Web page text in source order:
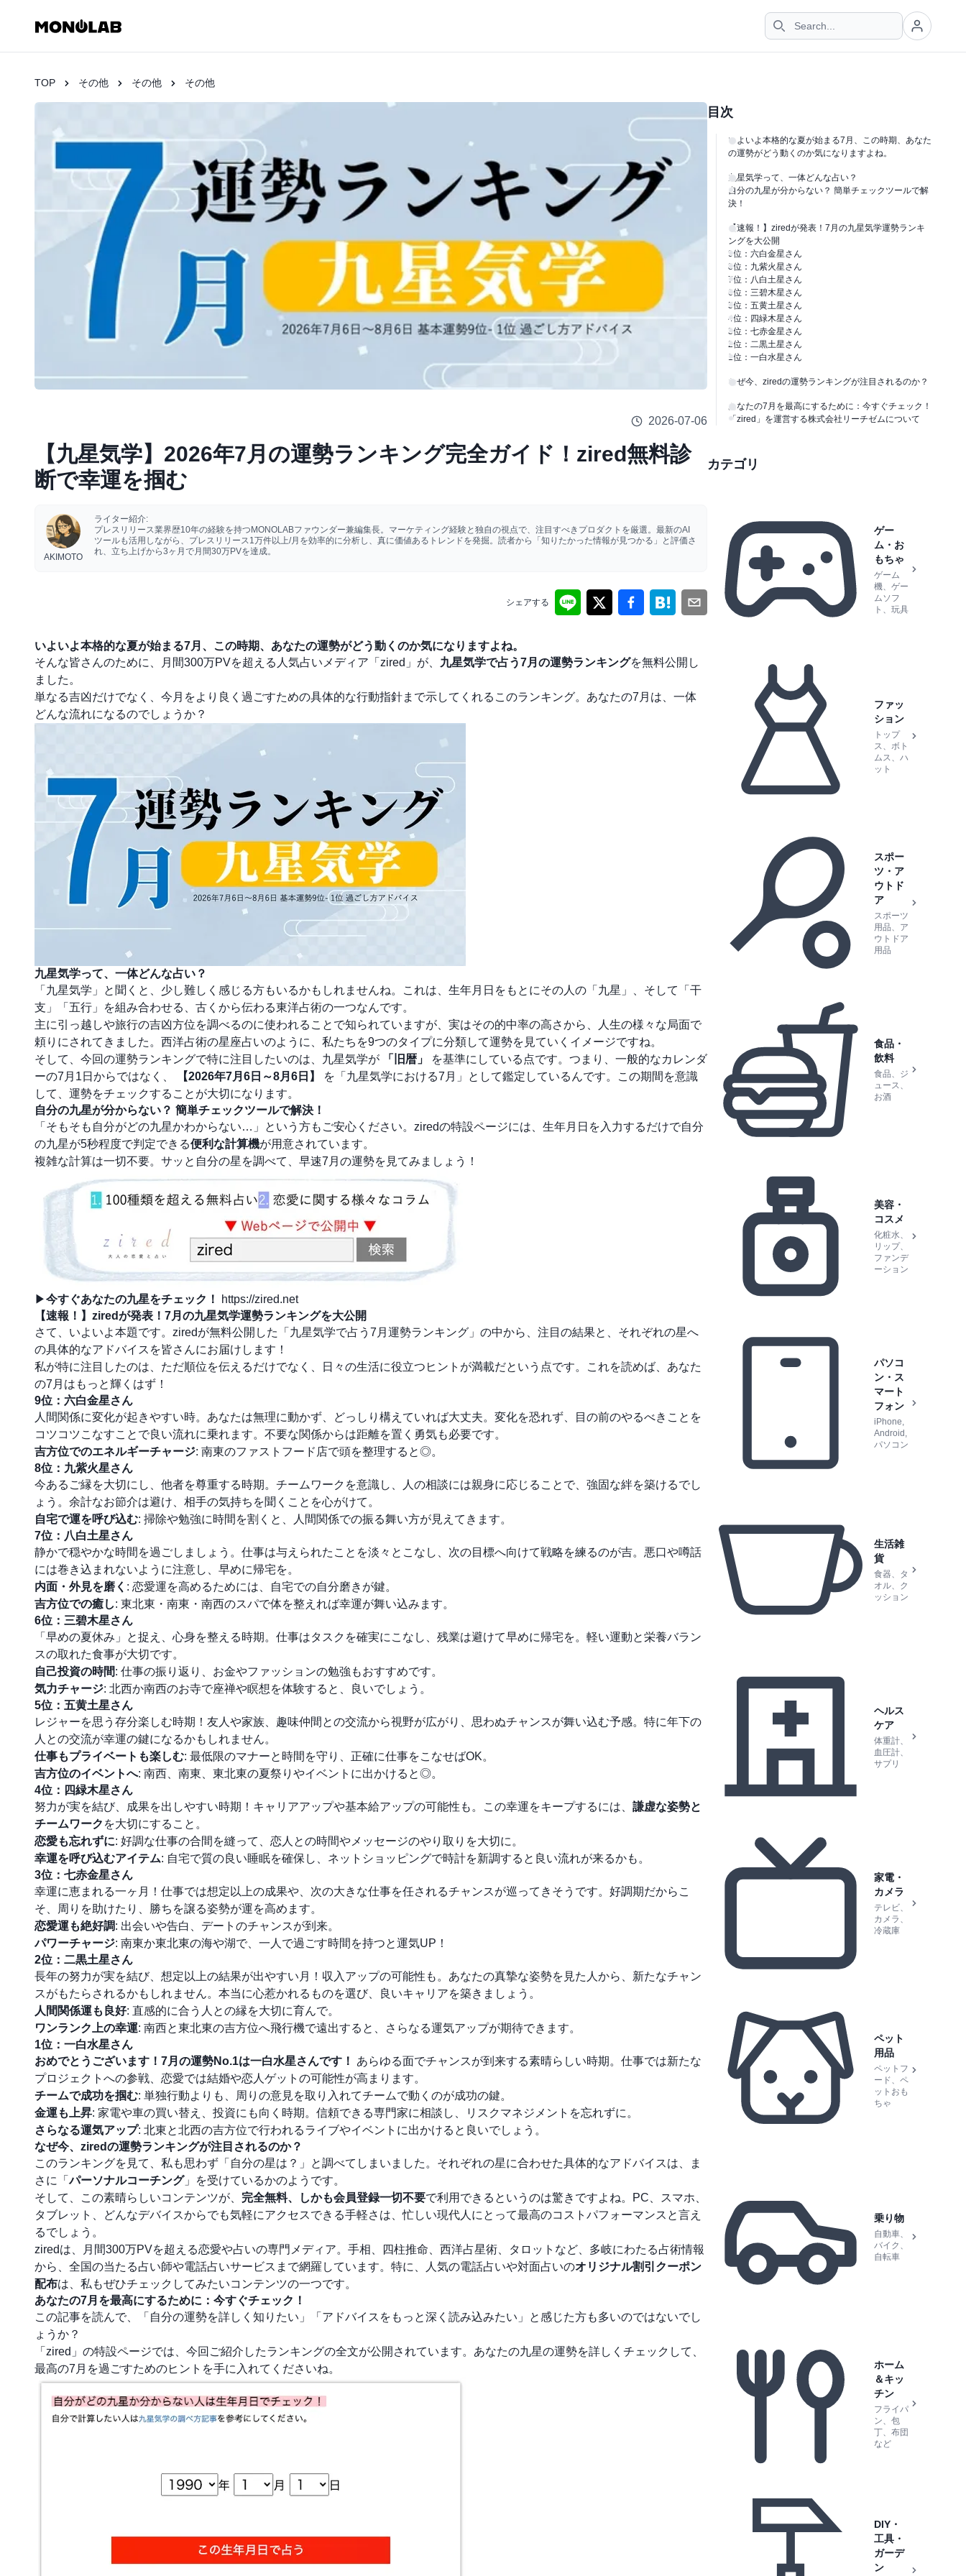
TOP その他 その他 その他
2026-07-06
【九星気学】2026年7月の運勢ランキング完全ガイド！zired無料診
断で幸運を掴む
AKIMOTO
ライター紹介:
プレスリリース業界歴10年の経験を持つMONOLABファウンダー兼編集長。マーケティング経験と独自の視点で、注目すべきプロダクトを厳選。最新のAI
ツールも活用しながら、プレスリリース1万件以上/月を効率的に分析し、真に価値あるトレンドを発掘。読者から「知りたかった情報が見つかる」と評価さ
れ、立ち上げから3ヶ月で月間30万PVを達成。
シェアする
いよいよ本格的な夏が始まる7月、この時期、あなたの運勢がどう動くのか気になりますよね。
そんな皆さんのために、月間300万PVを超える人気占いメディア「zired」が、 九星気学で占う7月の運勢ランキングを無料公開し
ました。
単なる吉凶だけでなく、今月をより良く過ごすための具体的な行動指針まで示してくれるこのランキング。あなたの7月は、一体
どんな流れになるのでしょうか？
九星気学って、一体どんな占い？
「九星気学」と聞くと、少し難しく感じる方もいるかもしれませんね。これは、生年月日をもとにその人の「九星」、そして「干
支」「五行」を組み合わせる、古くから伝わる東洋占術の一つなんです。
主に引っ越しや旅行の吉凶方位を調べるのに使われることで知られていますが、実はその的中率の高さから、人生の様々な局面で
頼りにされてきました。西洋占術の星座占いのように、私たちを9つのタイプに分類して運勢を見ていくイメージですね。
そして、今回の運勢ランキングで特に注目したいのは、九星気学が
「旧暦」
を基準にしている点です。つまり、一般的なカレンダ
ーの7月1日からではなく、
【2026年7月6日～8月6日】
を「九星気学における7月」として鑑定しているんです。この期間を意識
して、運勢をチェックすることが大切になります。
自分の九星が分からない？ 簡単チェックツールで解決！
「そもそも自分がどの九星かわからない…」という方もご安心ください。ziredの特設ページには、生年月日を入力するだけで自分
の九星が5秒程度で判定できる便利な計算機が用意されています。
複雑な計算は一切不要。サッと自分の星を調べて、早速7月の運勢を見てみましょう！
▶︎今すぐあなたの九星をチェック！
https://zired.net
【速報！】ziredが発表！7月の九星気学運勢ランキングを大公開
さて、いよいよ本題です。ziredが無料公開した「九星気学で占う7月運勢ランキング」の中から、注目の結果と、それぞれの星へ
の具体的なアドバイスを皆さんにお届けします！
私が特に注目したのは、ただ順位を伝えるだけでなく、日々の生活に役立つヒントが満載だという点です。これを読めば、あなた
の7月はもっと輝くはず！
9位：六白金星さん
人間関係に変化が起きやすい時。あなたは無理に動かず、どっしり構えていれば大丈夫。変化を恐れず、目の前のやるべきことを
コツコツこなすことで良い流れに乗れます。不要な関係からは距離を置く勇気も必要です。
吉方位でのエネルギーチャージ: 南東のファストフード店で頭を整理すると◎。
8位：九紫火星さん
今あるご縁を大切にし、他者を尊重する時期。チームワークを意識し、人の相談には親身に応じることで、強固な絆を築けるでし
ょう。余計なお節介は避け、相手の気持ちを聞くことを心がけて。
自宅で運を呼び込む: 掃除や勉強に時間を割くと、人間関係での振る舞い方が見えてきます。
7位：八白土星さん
静かで穏やかな時間を過ごしましょう。仕事は与えられたことを淡々とこなし、次の目標へ向けて戦略を練るのが吉。悪口や噂話
には巻き込まれないように注意し、早めに帰宅を。
内面・外見を磨く : 恋愛運を高めるためには、自宅での自分磨きが鍵。
吉方位での癒し: 東北東・南東・南西のスパで体を整えれば幸運が舞い込みます。
6位：三碧木星さん
「早めの夏休み」と捉え、心身を整える時期。仕事はタスクを確実にこなし、残業は避けて早めに帰宅を。軽い運動と栄養バラン
スの取れた食事が大切です。
自己投資の時間: 仕事の振り返り、お金やファッションの勉強もおすすめです。
気力チャージ: 北西か南西のお寺で座禅や瞑想を体験すると、良いでしょう。
5位：五黄土星さん
レジャーを思う存分楽しむ時期！友人や家族、趣味仲間との交流から視野が広がり、思わぬチャンスが舞い込む予感。特に年下の
人との交流が幸運の鍵になるかもしれません。
仕事もプライベートも楽しむ: 最低限のマナーと時間を守り、正確に仕事をこなせばOK。
吉方位のイベントへ: 南西、南東、東北東の夏祭りやイベントに出かけると◎。
4位：四緑木星さん
努力が実を結び、成果を出しやすい時期！キャリアアップや基本給アップの可能性も。この幸運をキープするには、 謙虚な姿勢と
チームワーク を大切にすること。
恋愛も忘れずに: 好調な仕事の合間を縫って、恋人との時間やメッセージのやり取りを大切に。
幸運を呼び込むアイテム: 自宅で質の良い睡眠を確保し、ネットショッピングで時計を新調すると良い流れが来るかも。
3位：七赤金星さん
幸運に恵まれる一ヶ月！仕事では想定以上の成果や、次の大きな仕事を任されるチャンスが巡ってきそうです。好調期だからこ
そ、周りを助けたり、勝ちを譲る姿勢が運を高めます。
恋愛運も絶好調: 出会いや告白、デートのチャンスが到来。
パワーチャージ: 南東か東北東の海や湖で、一人で過ごす時間を持つと運気UP！
2位：二黒土星さん
長年の努力が実を結び、想定以上の結果が出やすい月！収入アップの可能性も。あなたの真摯な姿勢を見た人から、新たなチャン
スがもたらされるかもしれません。本当に心惹かれるものを選び、良いキャリアを築きましょう。
人間関係運も良好: 直感的に合う人との縁を大切に育んで。
ワンランク上の幸運: 南西と東北東の吉方位へ飛行機で遠出すると、さらなる運気アップが期待できます。
1位：一白水星さん
おめでとうございます！7月の運勢No.1は一白水星さんです！
あらゆる面でチャンスが到来する素晴らしい時期。仕事では新たな
プロジェクトへの参戦、恋愛では結婚や恋人ゲットの可能性が高まります。
チームで成功を掴む: 単独行動よりも、周りの意見を取り入れてチームで動くのが成功の鍵。
金運も上昇: 家電や車の買い替え、投資にも向く時期。信頼できる専門家に相談し、リスクマネジメントを忘れずに。
さらなる運気アップ: 北東と北西の吉方位で行われるライブやイベントに出かけると良いでしょう。
なぜ今、ziredの運勢ランキングが注目されるのか？
このランキングを見て、私も思わず「自分の星は？」と調べてしまいました。それぞれの星に合わせた具体的なアドバイスは、ま
さに「パーソナルコーチング」を受けているかのようです。
そして、この素晴らしいコンテンツが、 完全無料、しかも会員登録一切不要で利用できるというのは驚きですよね。PC、スマホ、
タブレット、どんなデバイスからでも気軽にアクセスできる手軽さは、忙しい現代人にとって最高のコストパフォーマンスと言え
るでしょう。
ziredは、月間300万PVを超える恋愛や占いの専門メディア。手相、四柱推命、西洋占星術、タロットなど、多岐にわたる占術情報
から、全国の当たる占い師や電話占いサービスまで網羅しています。特に、人気の電話占いや対面占いのオリジナル割引クーポン
配布は、私もぜひチェックしてみたいコンテンツの一つです。
あなたの7月を最高にするために：今すぐチェック！
この記事を読んで、「自分の運勢を詳しく知りたい」「アドバイスをもっと深く読み込みたい」と感じた方も多いのではないでし
ょうか？
「zired」の特設ページでは、今回ご紹介したランキングの全文が公開されています。あなたの九星の運勢を詳しくチェックして、
最高の7月を過ごすためのヒントを手に入れてくださいね。
目次
いよいよ本格的な夏が始まる7月、この時期、あなた
の運勢がどう動くのか気になりますよね。
九星気学って、一体どんな占い？
自分の九星が分からない？ 簡単チェックツールで解
決！
【速報！】ziredが発表！7月の九星気学運勢ランキ
ングを大公開
9位：六白金星さん
8位：九紫火星さん
7位：八白土星さん
6位：三碧木星さん
5位：五黄土星さん
4位：四緑木星さん
3位：七赤金星さん
2位：二黒土星さん
1位：一白水星さん
なぜ今、ziredの運勢ランキングが注目されるのか？
あなたの7月を最高にするために：今すぐチェック！
「zired」を運営する株式会社リーチゼムについて
カテゴリ
ゲー
ム・お
もちゃ
ゲーム
機、ゲー
ムソフ
ト、玩具
ファッ
ション
トップ
ス、ボト
ムス、ハ
ット
スポー
ツ・ア
ウトド
ア
スポーツ
用品、ア
ウトドア
用品
食品・
飲料
食品、ジ
ュース、
お酒
美容・
コスメ
化粧水、
リップ、
ファンデ
ーション
パソコ
ン・ス
マート
フォン
iPhone,
Android,
パソコン
生活雑
貨
食器、タ
オル、ク
ッション
ヘルス
ケア
体重計、
血圧計、
サプリ
家電・
カメラ
テレビ、
カメラ、
冷蔵庫
ペット
用品
ペットフ
ード、ペ
ットおも
ちゃ
乗り物
自動車、
バイク、
自転車
ホーム
＆キッ
チン
フライパ
ン、包
丁、布団
など
DIY・
工具・
ガーデ
ン